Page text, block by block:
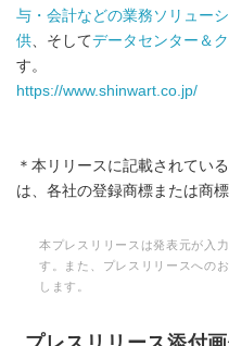
与・会計などの業務ソリュー
供 、そしてデータセンター＆
す。
https://www.shinwart.co.jp/
＊本リリースに記載されてい
は、各社の登録商標または商標
本プレスリリースは発表元が入
す。また、プレスリリースへの
します。